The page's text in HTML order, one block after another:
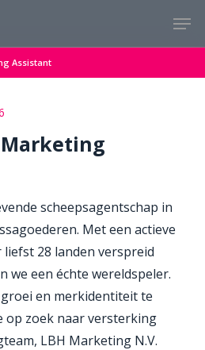
Assistant
Marketing
scheepsagentschap in
Met een actieve
28 landen verspreid
we een échte wereldspeler.
en merkidentiteit te
op zoek naar versterking
LBH Marketing N.V.